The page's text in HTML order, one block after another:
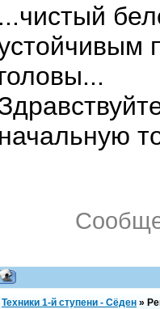
...чистый
головы...
начальную
Техники 1-й ступени - Сёден »